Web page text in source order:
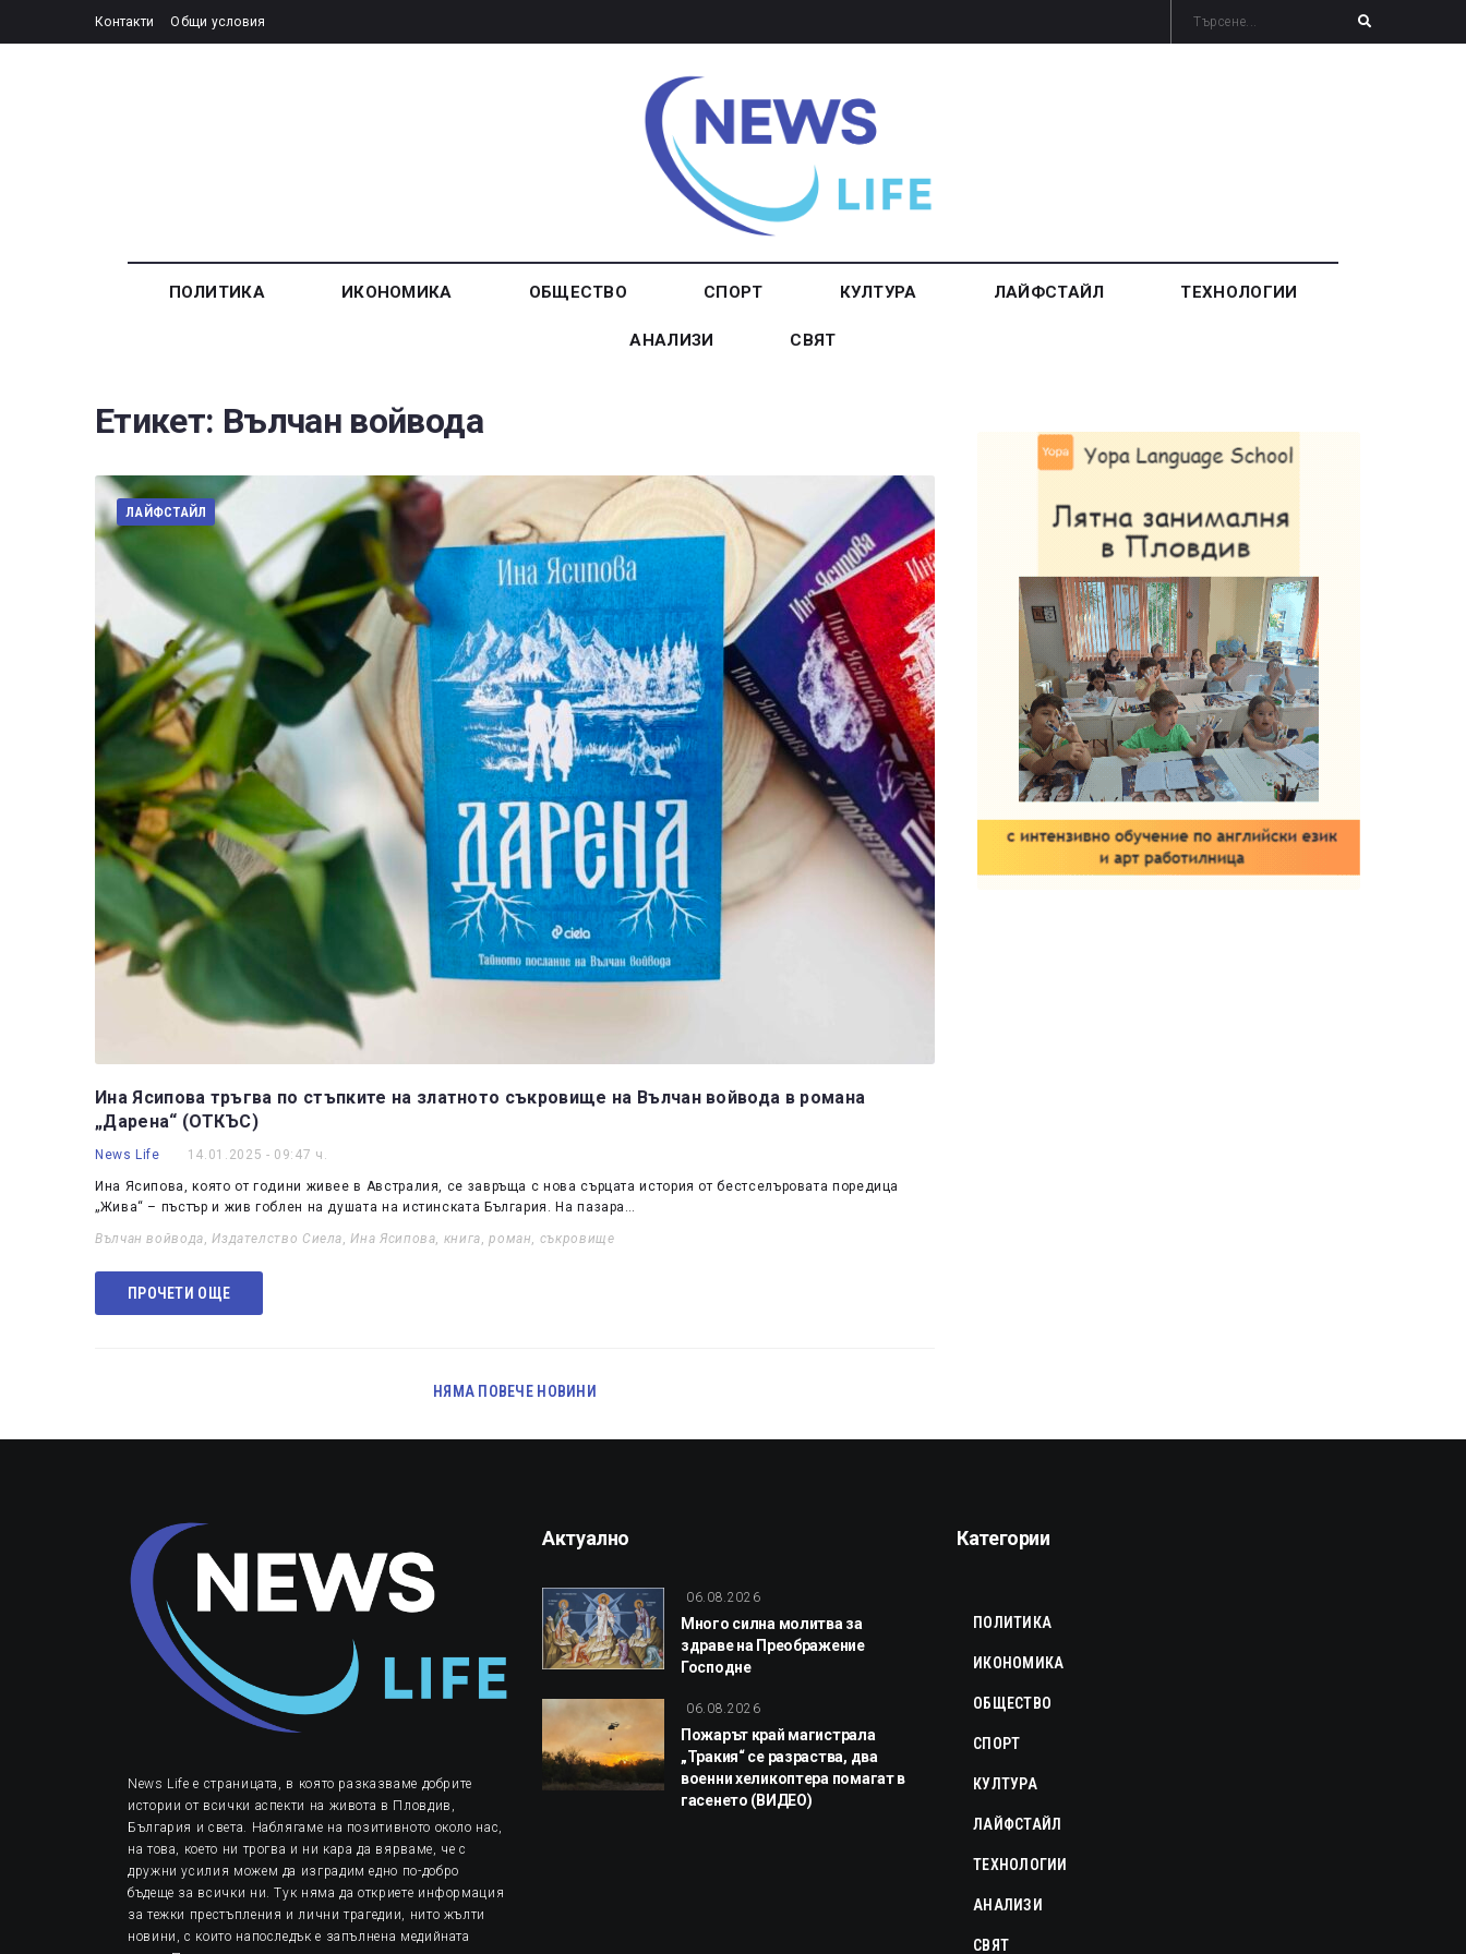
Контакти Общи условия
ПОЛИТИКА ИКОНОМИКА ОБЩЕСТВО СПОРТ КУЛТУРА ЛАЙФСТАЙЛ ТЕХНОЛОГИИ
АНАЛИЗИ СВЯТ
Етикет: Вълчан войвода
ЛАЙФСТАЙЛ
Ина Ясипова тръгва по стъпките на златното съкровище на Вълчан войвода в романа
„Дарена“ (ОТКЪС)
News Life 14.01.2025 - 09:47 ч.
Ина Ясипова, която от години живее в Австралия, се завръща с нова сърцата история от бестселъровата поредица
„Жива“ – пъстър и жив гоблен на душата на истинската България. На пазара…
Вълчан войвода,Издателство Сиела,Ина Ясипова, книга,роман, съкровище
ПРОЧЕТИ ОЩЕ
НЯМА ПОВЕЧЕ НОВИНИ
News Life е страницата, в която разказваме добрите
истории от всички аспекти на живота в Пловдив,
България и света. Наблягаме на позитивното около нас,
на това, което ни трогва и ни кара да вярваме, че с
дружни усилия можем да изградим едно по-добро
бъдеще за всички ни. Тук няма да откриете информация
за тежки престъпления и лични трагедии, нито жълти
новини, с които напоследък е запълнена медийната
Актуално
06.08.2026
Много силна молитва за
здраве на Преображение
Господне
06.08.2026
Пожарът край магистрала
„Тракия“ се разраства, два
военни хеликоптера помагат в
гасенето (ВИДЕО)
Категории
ПОЛИТИКА
ИКОНОМИКА
ОБЩЕСТВО
СПОРТ
КУЛТУРА
ЛАЙФСТАЙЛ
ТЕХНОЛОГИИ
АНАЛИЗИ
СВЯТ